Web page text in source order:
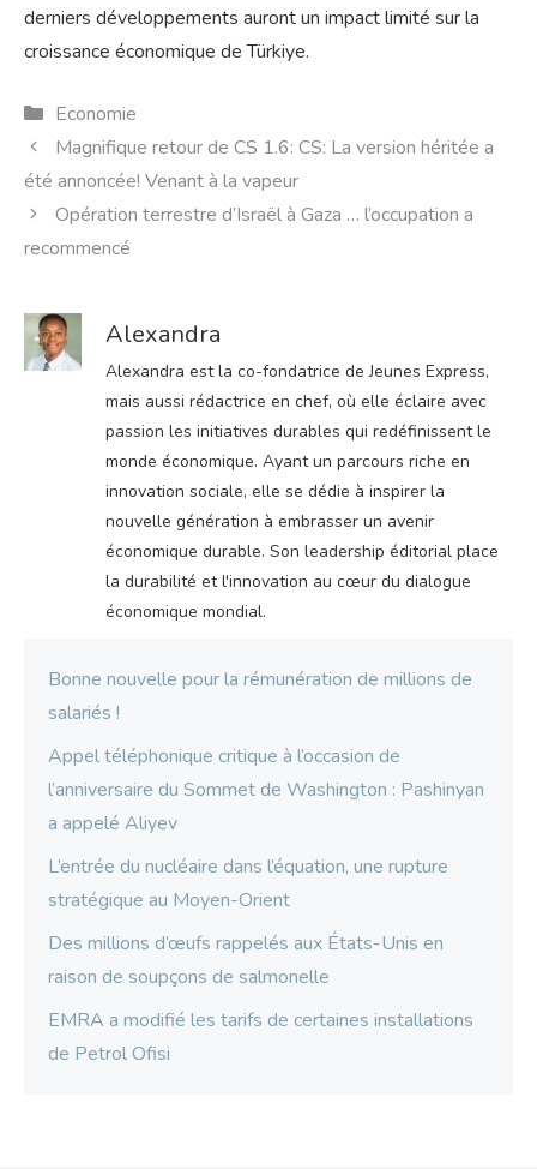
derniers développements auront un impact limité sur la
croissance économique de Türkiye.
Catégories
Economie
Magnifique retour de CS 1.6: CS: La version héritée a
été annoncée! Venant à la vapeur
Opération terrestre d’Israël à Gaza … l’occupation a
recommencé
Alexandra
Alexandra est la co-fondatrice de Jeunes Express,
mais aussi rédactrice en chef, où elle éclaire avec
passion les initiatives durables qui redéfinissent le
monde économique. Ayant un parcours riche en
innovation sociale, elle se dédie à inspirer la
nouvelle génération à embrasser un avenir
économique durable. Son leadership éditorial place
la durabilité et l'innovation au cœur du dialogue
économique mondial.
Bonne nouvelle pour la rémunération de millions de
salariés !
Appel téléphonique critique à l’occasion de
l’anniversaire du Sommet de Washington : Pashinyan
a appelé Aliyev
L’entrée du nucléaire dans l’équation, une rupture
stratégique au Moyen-Orient
Des millions d’œufs rappelés aux États-Unis en
raison de soupçons de salmonelle
EMRA a modifié les tarifs de certaines installations
de Petrol Ofisi